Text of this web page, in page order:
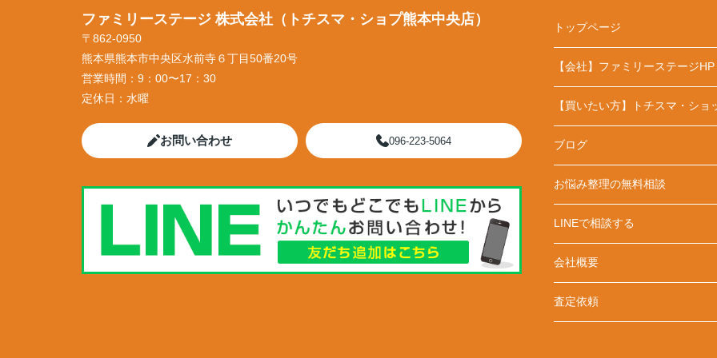
ファミリーステージ 株式会社（トチスマ・ショプ熊本中央店）
〒862-0950
熊本県熊本市中央区水前寺６丁目50番20号
営業時間： 9：00〜17：30
定休日： 水曜
お問い合わせ 096-223-5064
トップページ
【会社】ファミリーステージHP
【買いたい方】トチスマ・ショ
ブログ
お悩み整理の無料相談
LINEで相談する
会社概要
査定依頼